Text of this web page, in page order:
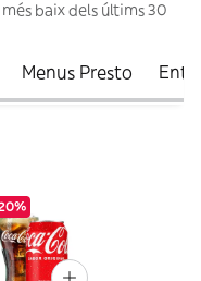
baix dels últims 30
Menus Presto